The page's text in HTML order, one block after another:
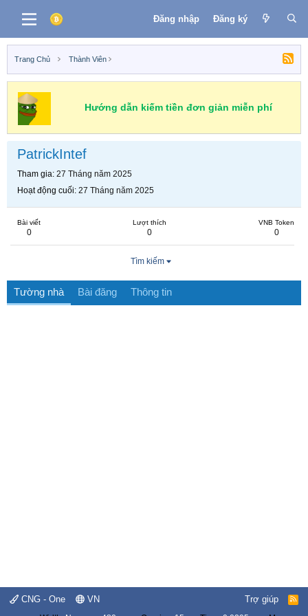
Đăng nhập Đăng ký
Trang Chủ Thành Viên
Hướng dẫn kiếm tiền đơn giản miễn phí
PatrickIntef
Tham gia 27 Tháng năm 2025
Hoạt động cuối 27 Tháng năm 2025
Bài viết
0
Lượt thích
0
VNB Token
0
Tìm kiếm
Tường nhà Bài đăng Thông tin
CNG - One VN Trợ giúp
R